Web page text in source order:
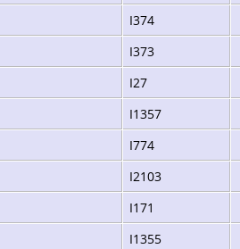
I374
I373
I27
I1357
I774
I2103
I171
I1355